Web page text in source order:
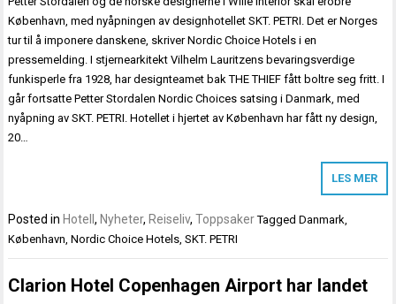
København, med nyåpningen av designhotellet SKT. PETRI. Det er Norges
tur til å imponere danskene, skriver Nordic Choice Hotels i en
pressemelding. I stjernearkitekt Vilhelm Lauritzens bevaringsverdige
funkisperle fra 1928, har designteamet bak THE THIEF fått boltre seg fritt. I
går fortsatte Petter Stordalen Nordic Choices satsing i Danmark, med
nyåpning av SKT. PETRI. Hotellet i hjertet av København har fått ny design,
20…
LES MER
Posted in Hotell, Nyheter, Reiseliv,Toppsaker TaggedDanmark
København ,Nordic Choice Hotels ,SKT. PETRI
Clarion Hotel Copenhagen Airport har landet